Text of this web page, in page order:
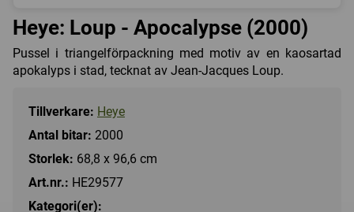
Heye: Loup - Apocalypse (2000)
Pussel i triangelförpackning med motiv av en kaosartad
apokalyps i stad, tecknat av Jean-Jacques Loup.
Tillverkare: Heye
Antal bitar: 2000
Storlek: 68,8 x 96,6 cm
Art.nr.: HE29577
Kategori(er):